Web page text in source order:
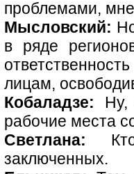
проблемами,
Мысловский:
в ряде
лицам,
Кобаладзе: Ну,
рабочие места
Светлана: Кто
заключенных.